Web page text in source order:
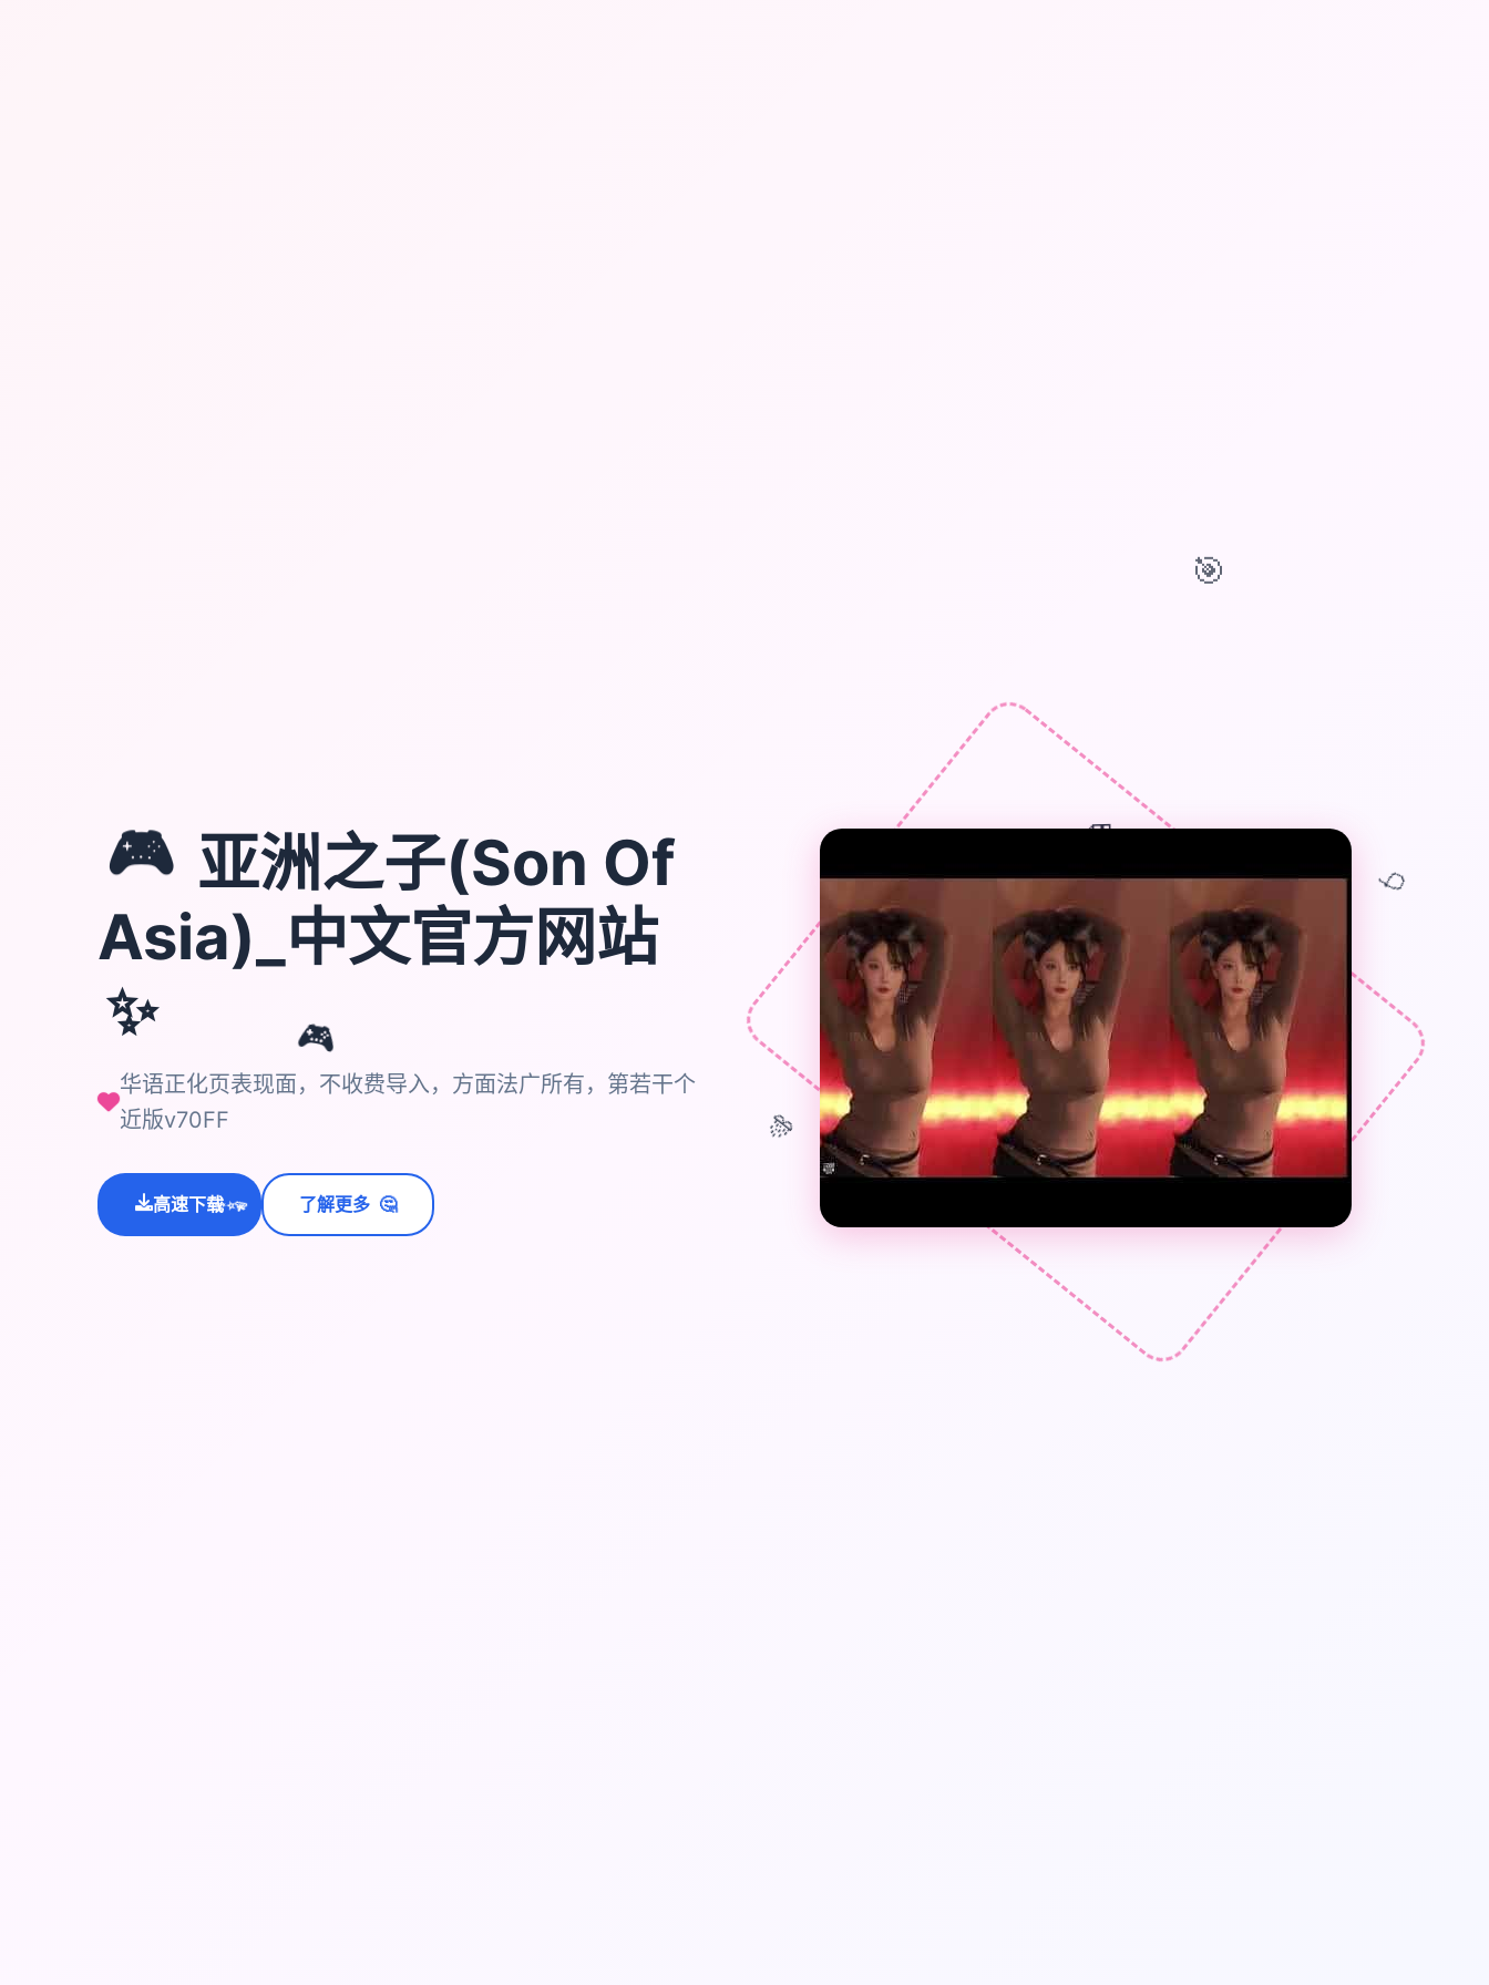
🎮
🎯
🎮 亚洲之子(Son Of
Asia)_中文官方网站
✨
华语正化页表现面，不收费导入，方面法广所有，第若干个
近版v70FF
高速下载
✨⭐
💫 了解更多 🤔
🎈
🎊